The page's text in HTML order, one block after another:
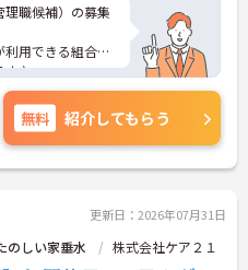
職候補）の募集
用できる組合制
す♪
据えて長くご活躍
ントなど、さら
気軽にご相談くだ
無料 紹介してもらう
更新日：2026年07月31日
しい家垂水 株式会社ケア２１